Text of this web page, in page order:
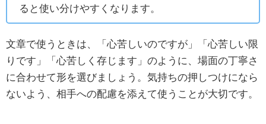
ると使い分けやすくなります。
文章で使うときは、「心苦しいのですが」「心苦しい限
りです」「心苦しく存じます」のように、場面の丁寧さ
に合わせて形を選びましょう。気持ちの押しつけになら
ないよう、相手への配慮を添えて使うことが大切です。